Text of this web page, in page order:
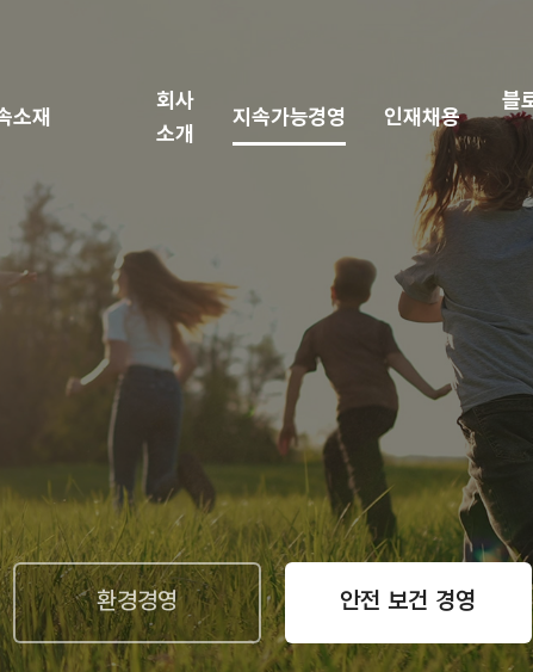
소재
회사
소개
지속가능경영 인재채용
블
환경경영 안전 보건 경영